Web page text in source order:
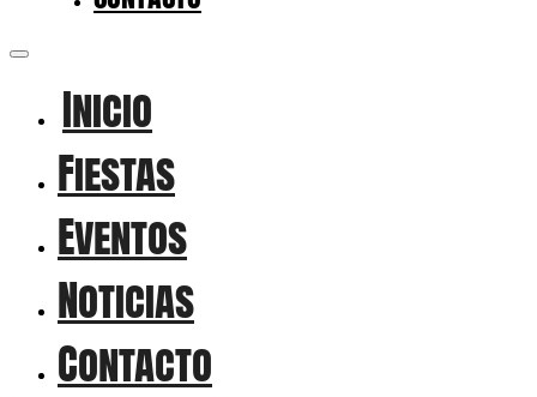
Inicio
Fiestas
Eventos
Noticias
Contacto